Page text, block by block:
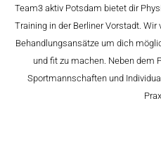
Team3 aktiv Potsdam bietet dir
Training in der Berliner Vorstadt.
Behandlungsansätze um dich
und fit zu machen. Neben dem
Sportmannschaften und